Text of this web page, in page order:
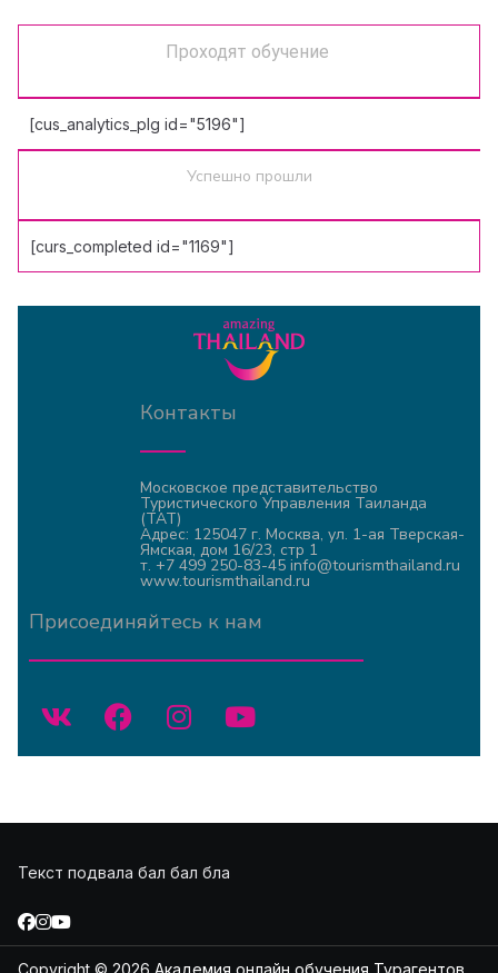
Проходят обучение
[cus_analytics_plg id="5196"]
Успешно прошли
[curs_completed id="1169"]
Контакты
Московское представительство
Туристического Управления Таиланда
(ТАТ)
Адрес: 125047 г. Москва, ул. 1-ая Тверская-
Ямская, дом 16/23, стр 1
т. +7 499 250-83-45 info@tourismthailand.ru
www.tourismthailand.ru
Присоединяйтесь к нам
Текст подвала бал бал бла
Copyright © 2026 Академия онлайн обучения Турагентов